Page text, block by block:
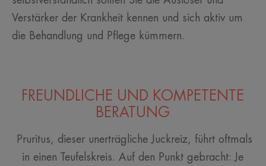
Verstärker der Krankheit kennen und sich aktiv um
die Behandlung und Pflege kümmern.
FREUNDLICHE UND KOMPETENTE
BERATUNG
Pruritus, dieser unerträgliche Juckreiz, führt oftmals
in einen Teufelskreis. Auf den Punkt gebracht: Je